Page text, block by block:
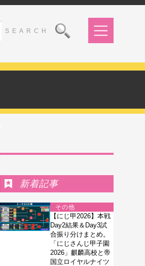
新着記事
その他
【にじ甲2026】本戦
Day2結果＆Day3試
合振り分けまとめ。
「にじさんじ甲子園
2026」麒麟高校と帝
国立ロイヤルナイツ